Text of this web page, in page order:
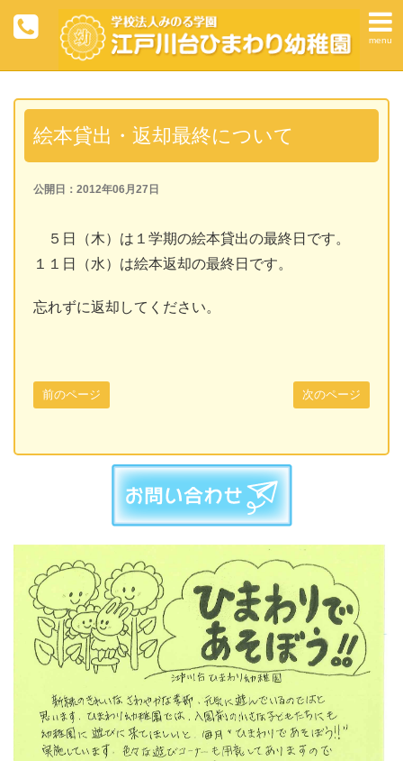
menu
絵本貸出・返却最終について
公開日：2012年06月27日
５日（木）は１学期の絵本貸出の最終日です。
１１日（水）は絵本返却の最終日です。
忘れずに返却してください。
前のページ 次のページ